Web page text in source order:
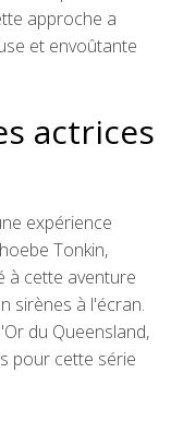
approche a
et envoûtante
actrices
expérience
Tonkin,
à cette aventure
sirènes à l'écran.
du Queensland,
pour cette série